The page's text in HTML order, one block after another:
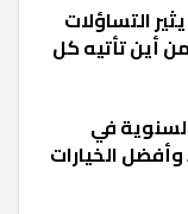
التساؤلات
أين تأتيه كل
في
وأفضل الخيارات